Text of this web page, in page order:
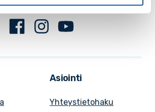
FacebookInstagram
Asiointi
Yhteystietohaku